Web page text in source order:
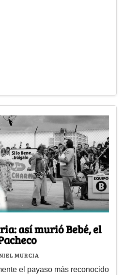
así murió Bebé, el
MURCIA
el payaso más reconocido